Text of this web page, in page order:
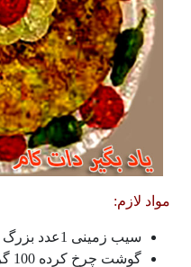
مواد لازم:
سیب زمینی 1عدد بزرگ
گوشت چرخ کرده 100 گرم